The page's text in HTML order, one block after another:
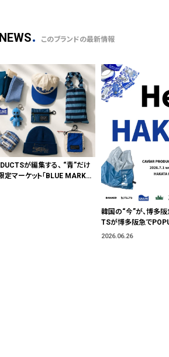
このブランドの最新情報
が編集する、 “青”だけ
定マーケット「BLUE MARKE
ランドではなく、"色"から出会
韓国の“今”が、博多
TSが博多阪急で
2026.06.26